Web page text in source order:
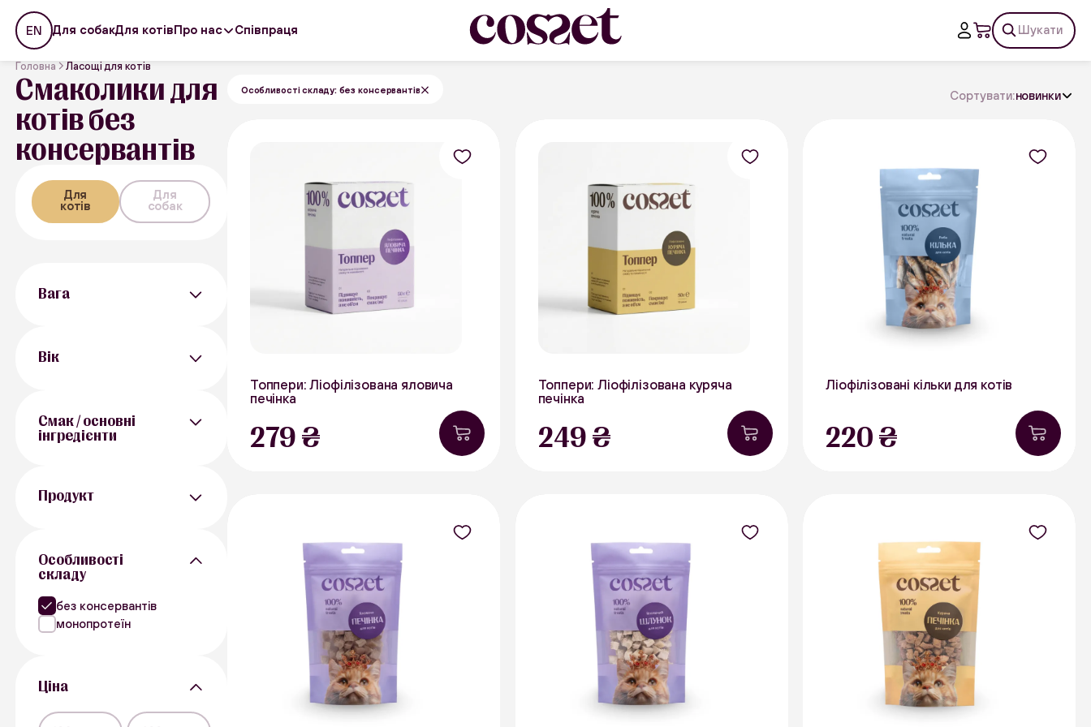
EN Для собакДля котівПро нас Співпраця Шукати
Головна Ласощі для котів
Смаколики для
котів без
консервантів
Для
котів
Для
собак
Вага
30 г
Вік
Смак / основні
інгредієнти
Яловичина
Продукт
Функціональні ласощі
Дегустаційні набори
Особливості
складу
без консервантів
монопротеїн
Ціна
Особливості складу: без консервантів Сортувати:новинки
Топпери: Ліофілізована яловича
печінка
279 ₴
Яловичина В наявності
Топпери: Ліофілізована куряча
печінка
249 ₴
Курятина В наявності
Ліофілізовані кільки для котів
220 ₴
Риба В наявності